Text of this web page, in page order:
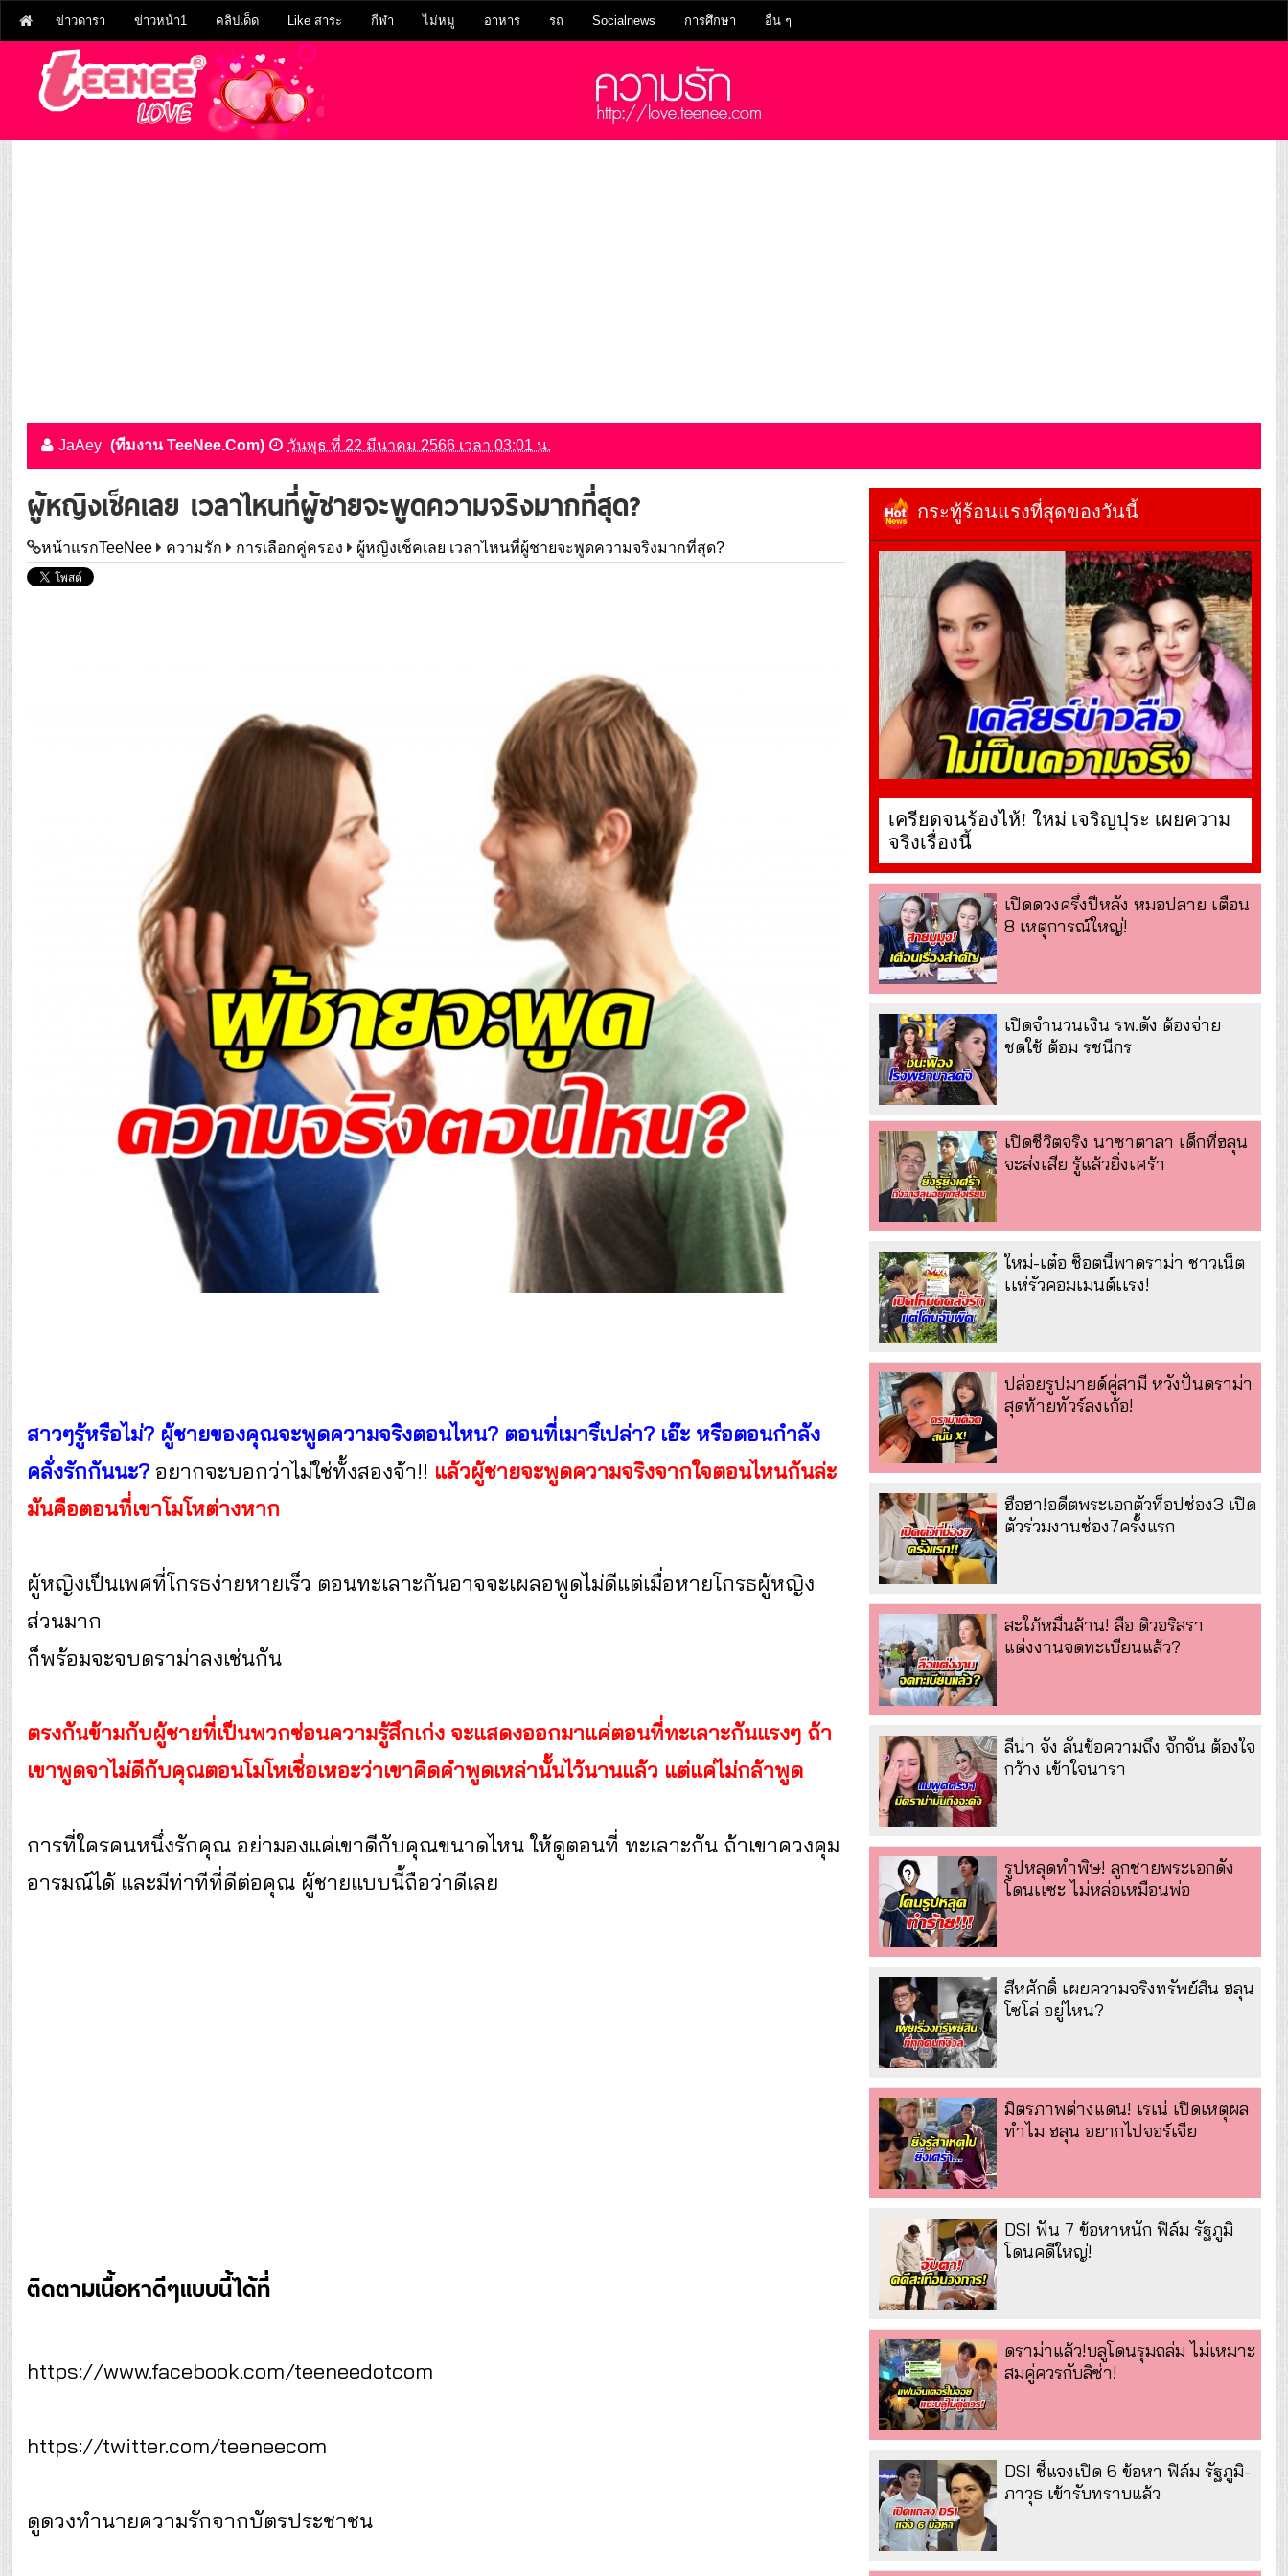
ข่าวดารา ข่าวหน้า1 คลิปเด็ด Like สาระ กีฬา ไม่หมู อาหาร รถ Socialnews การศึกษา อื่น ๆ
JaAey (ทีมงาน TeeNee.Com) วันพุธ ที่ 22 มีนาคม 2566 เวลา 03:01 น.
ผู้หญิงเช็คเลย เวลาไหนที่ผู้ชายจะพูดความจริงมากที่สุด?
หน้าแรกTeeNee ความรัก การเลือกคู่ครอง ผู้หญิงเช็คเลย เวลาไหนที่ผู้ชายจะพูดความจริงมากที่สุด?
สาวๆรู้หรือไม่? ผู้ชายของคุณจะพูดความจริงตอนไหน? ตอนที่เมารึเปล่า? เอ๊ะ หรือตอนกำลัง
คลั่งรักกันนะ? อยากจะบอกว่าไม่ใช่ทั้งสองจ้า!! แล้วผู้ชายจะพูดความจริงจากใจตอนไหนกันล่ะ
มันคือตอนที่เขาโมโหต่างหาก
ผู้หญิงเป็นเพศที่โกรธง่ายหายเร็ว ตอนทะเลาะกันอาจจะเผลอพูดไม่ดีแต่เมื่อหายโกรธผู้หญิง
ส่วนมาก
ก็พร้อมจะจบดราม่าลงเช่นกัน
ตรงกันข้ามกับผู้ชายที่เป็นพวกซ่อนความรู้สึกเก่ง จะแสดงออกมาแค่ตอนที่ทะเลาะกันแรงๆ ถ้า
เขาพูดจาไม่ดีกับคุณตอนโมโหเชื่อเหอะว่าเขาคิดคำพูดเหล่านั้นไว้นานแล้ว แต่แค่ไม่กล้าพูด
การที่ใครคนหนึ่งรักคุณ อย่ามองแค่เขาดีกับคุณขนาดไหน ให้ดูตอนที่ ทะเลาะกัน ถ้าเขาควงคุม
อารมณ์ได้ และมีท่าทีที่ดีต่อคุณ ผู้ชายแบบนี้ถือว่าดีเลย
ติดตามเนื้อหาดีๆแบบนี้ได้ที่
https://www.facebook.com/teeneedotcom
https://twitter.com/teeneecom
ดูดวงทำนายความรักจากบัตรประชาชน
กระทู้ร้อนแรงที่สุดของวันนี้
เครียดจนร้องไห้! ใหม่ เจริญปุระ เผยความ
จริงเรื่องนี้
เปิดดวงครึ่งปีหลัง หมอปลาย เตือน
8 เหตุการณ์ใหญ่!
เปิดจำนวนเงิน รพ.ดัง ต้องจ่าย
ชดใช้ ต้อม รชนีกร
เปิดชีวิตจริง นาซาตาลา เด็กที่ฮลุน
จะส่งเสีย รู้แล้วยิ่งเศร้า
ใหม่-เต๋อ ช็อตนี้พาดราม่า ชาวเน็ต
เเห่รัวคอมเมนต์เเรง!
ปล่อยรูปมายด์คู่สามี หวังปั่นดราม่า
สุดท้ายทัวร์ลงเก้อ!
ฮือฮา!อดีตพระเอกตัวท็อปช่อง3 เปิด
ตัวร่วมงานช่อง7ครั้งแรก
สะใภ้หมื่นล้าน! ลือ ดิวอริสรา
แต่งงานจดทะเบียนแล้ว?
ลีน่า จัง ลั่นข้อความถึง จั๊กจั่น ต้องใจ
กว้าง เข้าใจนารา
รูปหลุดทำพิษ! ลูกชายพระเอกดัง
โดนเเซะ ไม่หล่อเหมือนพ่อ
สีหศักดิ์ เผยความจริงทรัพย์สิน ฮลุน
โซโล่ อยู่ไหน?
มิตรภาพต่างแดน! เรเน่ เปิดเหตุผล
ทำไม ฮลุน อยากไปจอร์เจีย
DSI ฟัน 7 ข้อหาหนัก ฟิล์ม รัฐภูมิ
โดนคดีใหญ่!
ดราม่าแล้ว!บลูโดนรุมถล่ม ไม่เหมาะ
สมคู่ควรกับลิซ่า!
DSI ชี้แจงเปิด 6 ข้อหา ฟิล์ม รัฐภูมิ-
ภาวุธ เข้ารับทราบแล้ว